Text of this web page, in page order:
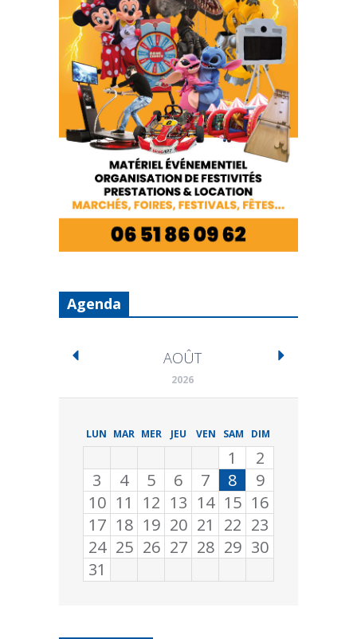
Agenda
AOÛT
2026
LUN MAR MER JEU VEN SAM DIM
1
2
3
4 5 6 7 8
9
10 11 12 13 14 15 16
17 18 19 20 21 22 23
24 25 26 27 28 29 30
31